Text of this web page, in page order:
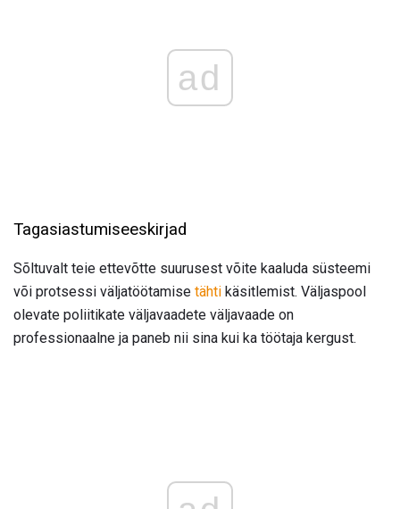
ad
Tagasiastumiseeskirjad
Sõltuvalt teie ettevõtte suurusest võite kaaluda süsteemi
või protsessi väljatöötamise tähti käsitlemist. Väljaspool
olevate poliitikate väljavaadete väljavaade on
professionaalne ja paneb nii sina kui ka töötaja kergust.